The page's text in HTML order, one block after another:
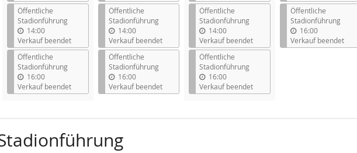
Öffentliche
Stadionführung
14:00
Verkauf beendet
Öffentliche
Stadionführung
16:00
Verkauf beendet
Öffentliche
Stadionführung
14:00
Verkauf beendet
Öffentliche
Stadionführung
16:00
Verkauf beendet
Öffentliche
Stadionführung
14:00
Verkauf beendet
Öffentliche
Stadionführung
16:00
Verkauf beendet
Öffentliche
Stadionführung
16:00
Verkauf beendet